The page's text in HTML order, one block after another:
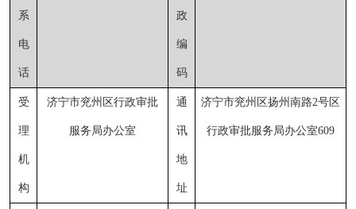
系
电
话
政
编
码
受
理
机
构
济宁市兖州区行政审批
服务局办公室
通
讯
地
址
济宁市兖州区扬州南路2号区
行政审批服务局办公室609